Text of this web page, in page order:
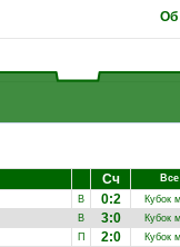
Об
Сч
В 0:2
Кубок
В 3:0
Кубок
П 2:0
Кубок